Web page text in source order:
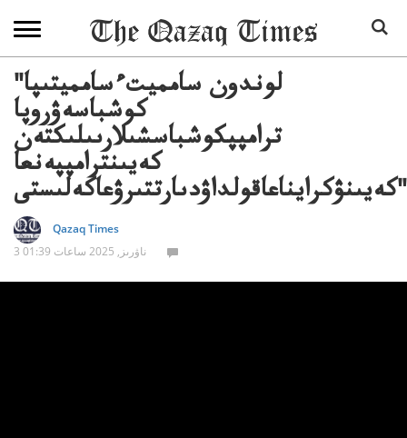
"لوندون سامميتءسامميتىپا
كوشباسەۋروپا
ترامپپكوشباسشىلارىىلىكتەن
كەيىنترامپپەنعا
Qazaq Times
3 ناۋرىز, 2025 ساعات 01:39